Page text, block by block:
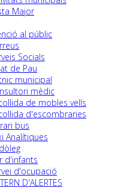
Major
al públic
Socials
de Pau
municipal
mèdic
de mobles vells
d'escombraries
bus
Analítiques
d'infants
d'ocupació
D'ALERTES